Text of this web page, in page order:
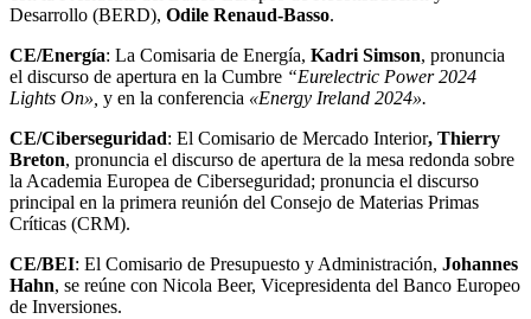
Desarrollo (BERD), Odile Renaud-Basso.
CE/Energía: La Comisaria de Energía, Kadri Simson, pronuncia
el discurso de apertura en la Cumbre “Eurelectric Power 2024
Lights On», y en la conferencia «Energy Ireland 2024».
CE/Ciberseguridad: El Comisario de Mercado Interior, Thierry
Breton, pronuncia el discurso de apertura de la mesa redonda sobre
la Academia Europea de Ciberseguridad; pronuncia el discurso
principal en la primera reunión del Consejo de Materias Primas
Críticas (CRM).
CE/BEI: El Comisario de Presupuesto y Administración, Johannes
Hahn, se reúne con Nicola Beer, Vicepresidenta del Banco Europeo
de Inversiones.